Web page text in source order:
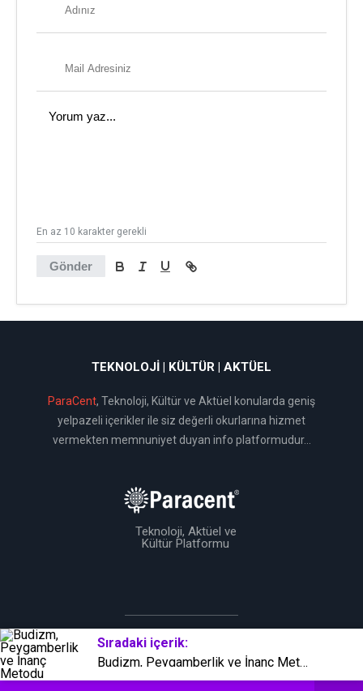
Sıradaki içerik:
Budizm, Peygamberlik ve İnanç Metodu
Gönder
En az 10 karakter gerekli
TEKNOLOJI | KÜLTÜR | AKTÜEL
ParaCent, Teknoloji, Kültür ve Aktüel konularda geniş
yelpazeli içerikler ile siz değerli okurlarına hizmet
vermekten memnuniyet duyan info platformudur...
Teknoloji, Aktüel ve
Kültür Platformu
BirTema Ekibi Tarafından Üretilmiştir © 2019